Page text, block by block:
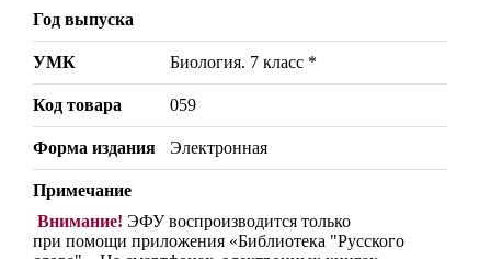
Год выпуска
УМК Биология. 7 класс *
Код товара 059
Форма издания Электронная
Примечание
Внимание! ЭФУ воспроизводится только
при помощи приложения «Библиотека "Русского